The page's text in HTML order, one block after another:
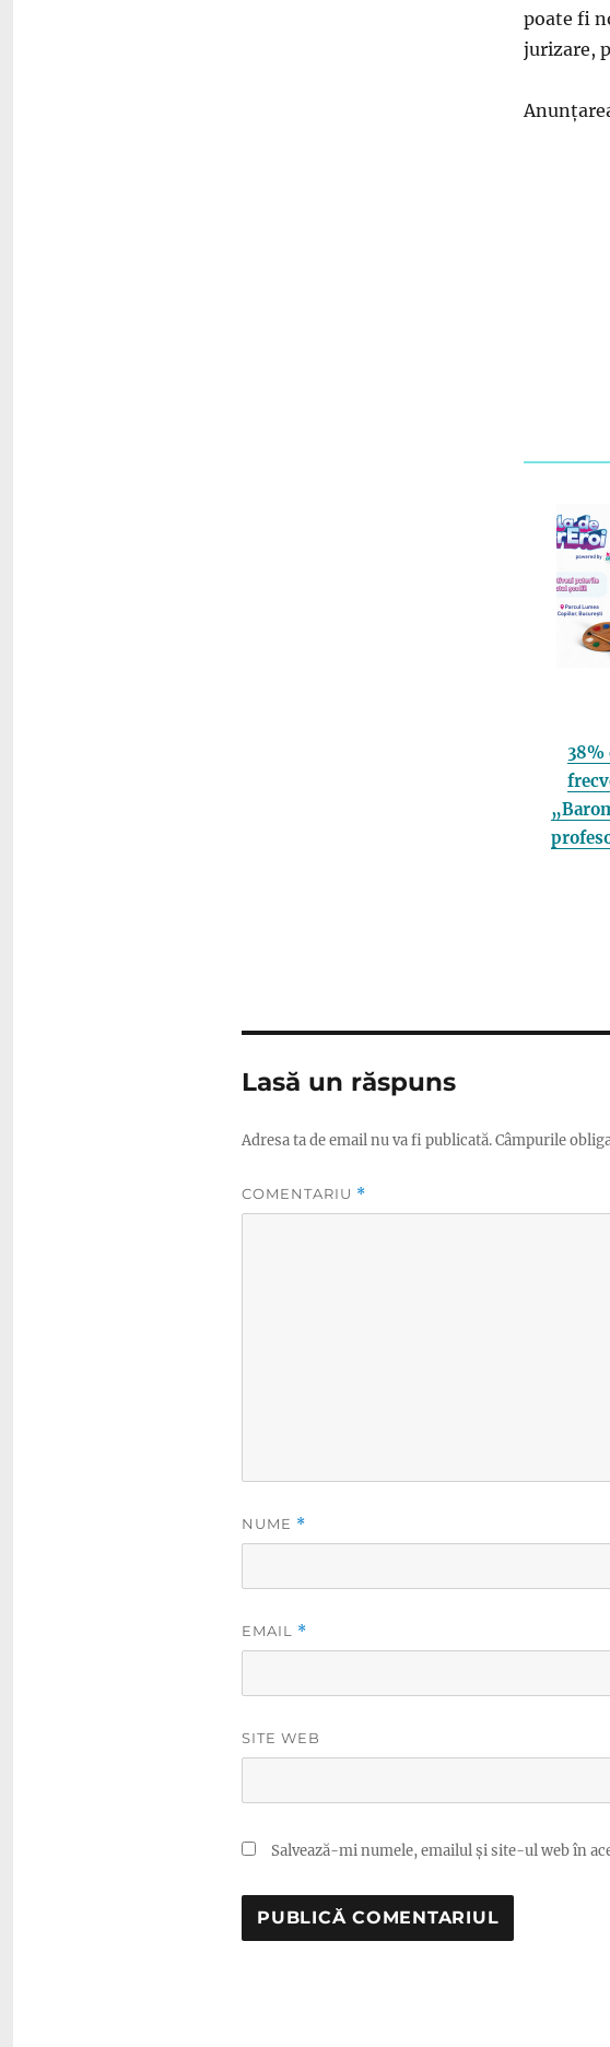
poate fi
jurizare,
38%
Lasă un răspuns
Adresa ta de email nu va fi publicată.Câmpurile
COMENTARIU *
NUME *
EMAIL *
SITE WEB
Salvează-mi numele, emailul și site-ul web în